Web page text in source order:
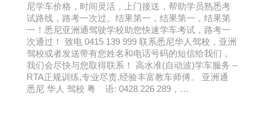
尼学车价格，时间灵活，上门接送，帮助学员熟悉考
试路线，路考一次过。结果第一，结果第一，结果第
一！悉尼亚洲通驾驶学校助您快速学车考试，路考一
次通过！ 致电 0415 139 999 联系悉尼华人驾校，亚洲
驾校或者发送带有您姓名和电话号码的短信给我们，
我们会尽快与您取得联系！ 高水准(自动波)学车服务 –
RTA正规训练,专业尽责,经验丰富教车师傅。 亚洲通
悉尼 华人 驾校 粤 语: 0428 226 289，…